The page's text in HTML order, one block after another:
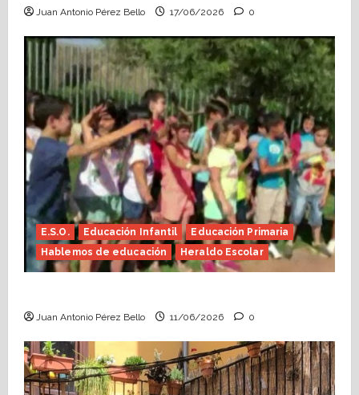
Juan Antonio Pérez Bello 17/06/2026 0
E.S.O. Educación Infantil
Educación Primaria
Hablemos de educación
Heraldo Escolar
Juan Antonio Pérez Bello 11/06/2026 0